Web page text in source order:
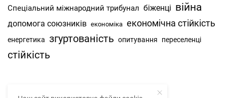
Спеціальний міжнародний трибунал біженці війна
допомога союзників економіка економічна стійкість
енергетика згуртованість опитування переселенці
стійкість